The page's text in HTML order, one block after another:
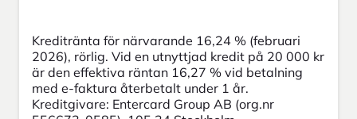
Kreditränta för närvarande 16,24 % (februari
2026), rörlig. Vid en utnyttjad kredit på 20 000 kr
är den effektiva räntan 16,27 % vid betalning
med e-faktura återbetalt under 1 år.
Kreditgivare: Entercard Group AB (org.nr